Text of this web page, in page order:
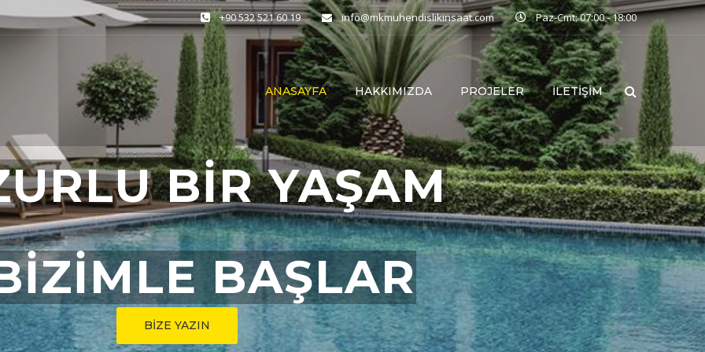
+90 532 521 60 19 info@mkmuhendislikinsaat.com Paz-Cmt: 07:00 - 18:00
ANASAYFA HAKKIMIZDA PROJELER İLETIŞIM
BAŞLAR
BİZE YAZIN
BİR YAŞAM